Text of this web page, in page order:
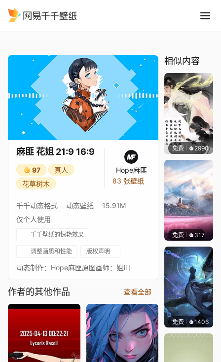
麻匪 花姐 21:9 16:9
97
真人
花草树木
Hope麻匪
83 张壁纸
千千动态格式 动态壁纸
15.91M
仅个人使用
千千壁纸的惊艳效果
调整画质和性能 版权声明
动态制作：Hope麻匪原图画师：姐川
作者的其他作品 查看全部
相似内容
免费 2990小佛
免费 317五子棋
免费 1406小佛